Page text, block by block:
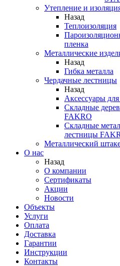
Утепление и
Назад
Теплоизоляция
пленка
Металлические
Назад
Гибка металла
Чердачные лестницы
Назад
Аксессуары
Складные
FAKRO
Складные
лестницы
Металлический
О нас
Назад
О компании
Сертификаты
Акции
Новости
Объекты
Услуги
Оплата
Доставка
Гарантии
Инструкции
Контакты